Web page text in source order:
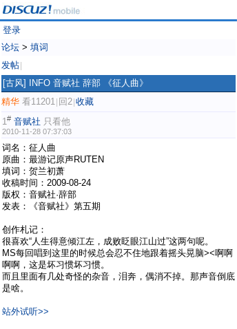
登录
论坛 > 填词
发帖
[古风]
INFO 音赋社 辞部 《征人曲》
精华 看11201 回2 收藏
1# 音赋社 只看他
2010-11-28 07:37:03
词名：征人曲
原曲：最游记原声RUTEN
填词：贺兰初萧
收稿时间：2009-08-24
版权：音赋社·辞部
发表：《音赋社》第五期
创作札记：
很喜欢“人生得意倾江左，成败眨眼江山过”这两句呢。
MS每回唱到这里的时候总会忍不住地跟着摇头晃脑><啊啊
啊啊，这是坏习惯坏习惯。
而且里面有几处奇怪的杂音，泪奔，偶消不掉。那声音倒底
是啥。
站外试听>>